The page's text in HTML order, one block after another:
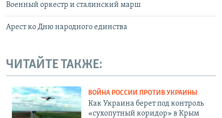
Военный оркестр и сталинский марш
Арест ко Дню народного единства
ЧИТАЙТЕ ТАКЖЕ:
ВОЙНА РОССИИ ПРОТИВ УКРАИНЫ
Как Украина берет под контроль
«сухопутный коридор» в Крым